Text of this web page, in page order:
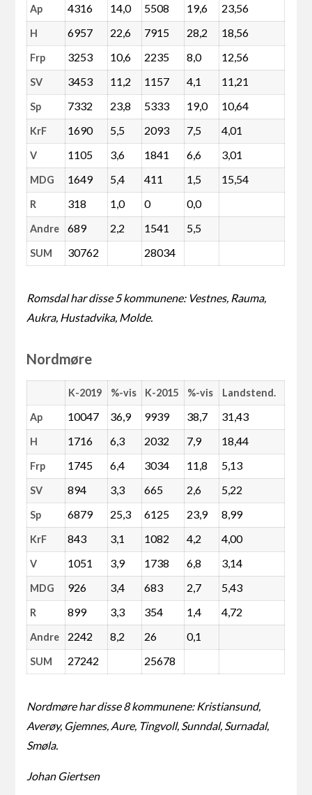
Ap 4316 14,0 5508 19,6 23,56
H 6957 22,6 7915 28,2 18,56
Frp 3253 10,6 2235 8,0 12,56
SV 3453 11,2 1157 4,1 11,21
Sp 7332 23,8 5333 19,0 10,64
KrF 1690 5,5 2093 7,5 4,01
V 1105 3,6 1841 6,6 3,01
MDG 1649 5,4 411 1,5 15,54
R 318 1,0 0 0,0
Andre 689 2,2 1541 5,5
SUM 30762 28034
Romsdal har disse 5 kommunene: Vestnes, Rauma,
Aukra, Hustadvika, Molde.
Nordmøre
K-2019 %-vis K-2015 %-vis Landstend.
Ap 10047 36,9 9939 38,7 31,43
H 1716 6,3 2032 7,9 18,44
Frp 1745 6,4 3034 11,8 5,13
SV 894 3,3 665 2,6 5,22
Sp 6879 25,3 6125 23,9 8,99
KrF 843 3,1 1082 4,2 4,00
V 1051 3,9 1738 6,8 3,14
MDG 926 3,4 683 2,7 5,43
R 899 3,3 354 1,4 4,72
Andre 2242 8,2 26 0,1
SUM 27242 25678
Nordmøre har disse 8 kommunene: Kristiansund,
Averøy, Gjemnes, Aure, Tingvoll, Sunndal, Surnadal,
Smøla.
Johan Giertsen